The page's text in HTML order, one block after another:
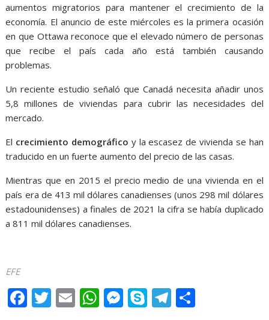
aumentos migratorios para mantener el crecimiento de la
economía. El anuncio de este miércoles es la primera ocasión
en que Ottawa reconoce que el elevado número de personas
que recibe el país cada año está también causando
problemas.
Un reciente estudio señaló que Canadá necesita añadir unos
5,8 millones de viviendas para cubrir las necesidades del
mercado.
El crecimiento demográfico y la escasez de vivienda se han
traducido en un fuerte aumento del precio de las casas.
Mientras que en 2015 el precio medio de una vivienda en el
país era de 413 mil dólares canadienses (unos 298 mil dólares
estadounidenses) a finales de 2021 la cifra se había duplicado
a 811 mil dólares canadienses.
EFE
F T E W M S T